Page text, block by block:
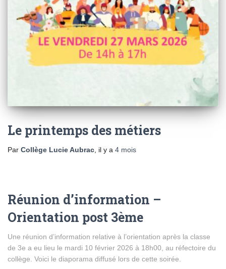
Le printemps des métiers
Par Collège Lucie Aubrac , il y a 4 mois
Réunion d’information –
Orientation post 3ème
Une réunion d’information relative à l’orientation après la classe
de 3e a eu lieu le mardi 10 février 2026 à 18h00, au réfectoire du
collège. Voici le diaporama diffusé lors de cette soirée.